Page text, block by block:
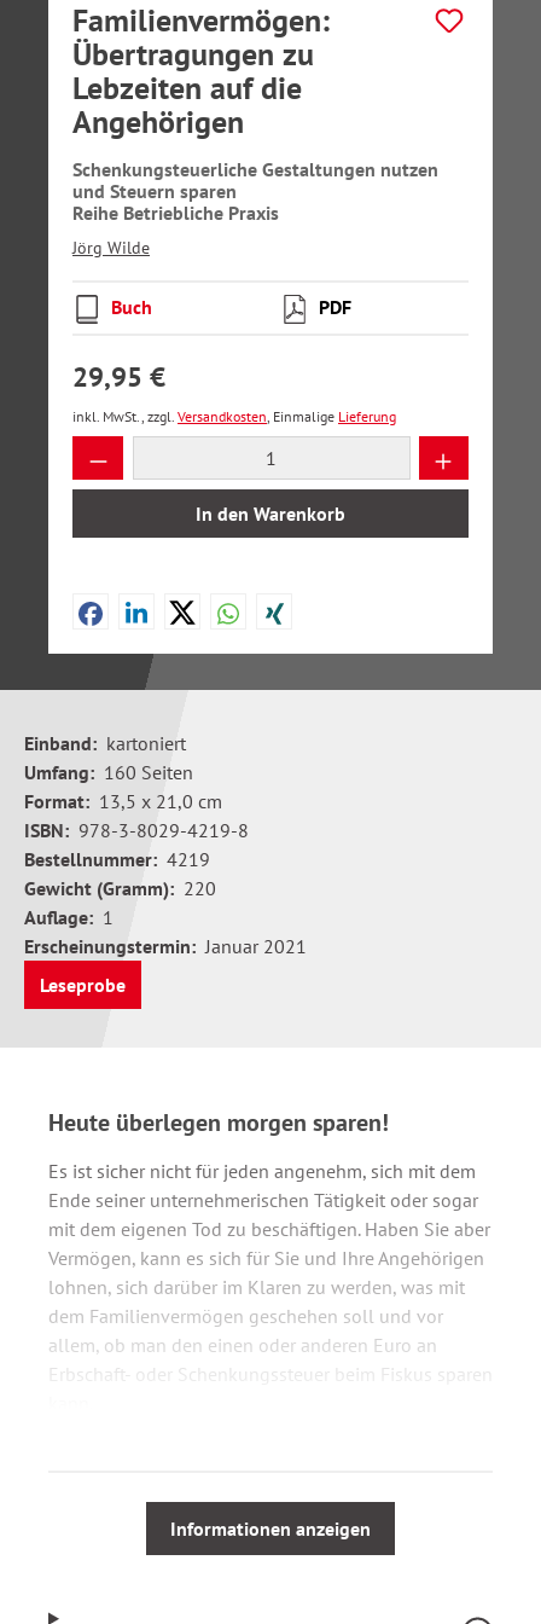
Familienvermögen:
Übertragungen zu
Lebzeiten auf die
Angehörigen
Schenkungsteuerliche Gestaltungen nutzen
und Steuern sparen
Reihe Betriebliche Praxis
Jörg Wilde
Buch PDF
29,95 €
inkl. MwSt., zzgl. Versandkosten, Einmalige Lieferung
Produkt Anzahl: Gib den gewünschten
In den Warenkorb
Einband: kartoniert
Umfang: 160 Seiten
Format: 13,5 x 21,0 cm
ISBN: 978-3-8029-4219-8
Bestellnummer: 4219
Gewicht (Gramm): 220
Auflage: 1
Erscheinungstermin: Januar 2021
Leseprobe
Heute überlegen morgen sparen!
Es ist sicher nicht für jeden angenehm, sich mit dem
Ende seiner unternehmerischen Tätigkeit oder sogar
mit dem eigenen Tod zu beschäftigen. Haben Sie aber
Vermögen, kann es sich für Sie und Ihre Angehörigen
lohnen, sich darüber im Klaren zu werden, was mit
dem Familienvermögen geschehen soll und vor
allem, ob man den einen oder anderen Euro an
Erbschaft- oder Schenkungssteuer beim Fiskus sparen
Möglichkeiten zur Steuerersparnis an. Bei einer
richtigen und langfristigen Planung muss die
Steuerlast nicht so hoch ausfallen. Auch wenn im
müssen, sitzt man im punkto Familienvermögen im
Informationen anzeigen